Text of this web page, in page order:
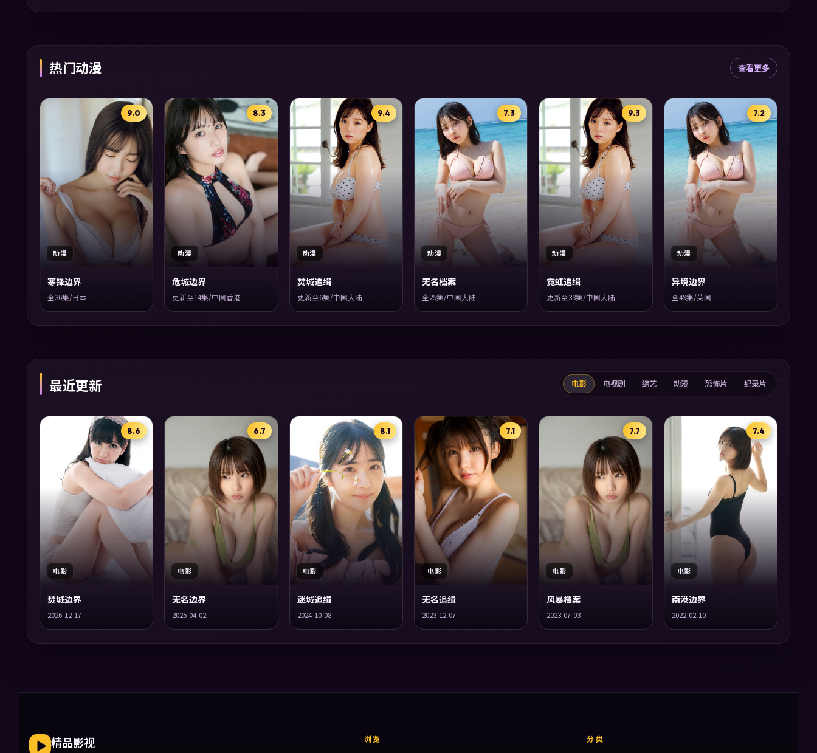
热门动漫 查看更多
9.0
动漫
寒锋边界
全36集/日本
8.3
动漫
危城边界
更新至14集/中国香港
9.4
动漫
焚城追缉
更新至6集/中国大陆
7.3
动漫
无名档案
全25集/中国大陆
9.3
动漫
霓虹追缉
更新至33集/中国大陆
7.2
动漫
异境边界
全49集/英国
最近更新 电影 电视剧 综艺 动漫 恐怖片 纪录片
8.6
电影
焚城边界
2026-12-17
6.7
电影
无名边界
2025-04-02
8.1
电影
迷城追缉
2024-10-08
7.1
电影
无名追缉
2023-12-07
7.7
电影
风暴档案
2023-07-03
7.4
电影
南港边界
2022-02-10
精品影视 浏览 分类